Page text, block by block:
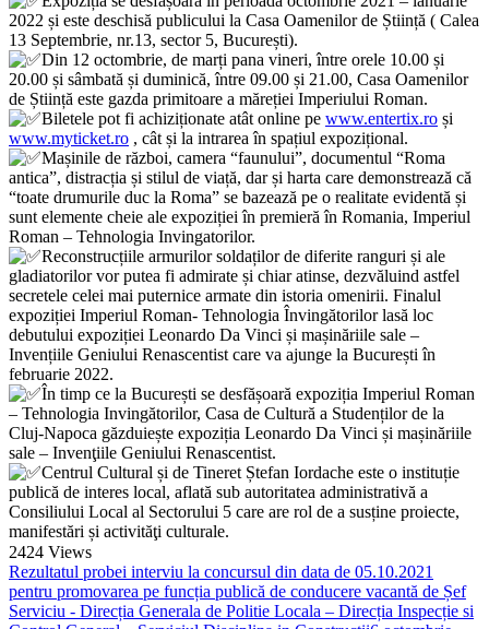
2022 și este deschisă publicului la Casa Oamenilor de Știință ( Calea
13 Septembrie, nr.13, sector 5, București).
Din 12 octombrie, de marți pana vineri, între orele 10.00 și
20.00 și sâmbată și duminică, între 09.00 și 21.00, Casa Oamenilor
de Știință este gazda primitoare a măreției Imperiului Roman.
Biletele pot fi achiziționate atât online pe www.entertix.ro și
www.myticket.ro , cât și la intrarea în spațiul expozițional.
Mașinile de război, camera “faunului”, documentul “Roma
antica”, distracția și stilul de viață, dar și harta care demonstrează că
“toate drumurile duc la Roma” se bazează pe o realitate evidentă și
sunt elemente cheie ale expoziției în premieră în Romania, Imperiul
Roman – Tehnologia Invingatorilor.
Reconstrucțiile armurilor soldaților de diferite ranguri și ale
gladiatorilor vor putea fi admirate și chiar atinse, dezvăluind astfel
secretele celei mai puternice armate din istoria omenirii. Finalul
expoziției Imperiul Roman- Tehnologia Învingătorilor lasă loc
debutului expoziției Leonardo Da Vinci și mașinăriile sale –
Invențiile Geniului Renascentist care va ajunge la București în
februarie 2022.
În timp ce la București se desfășoară expoziția Imperiul Roman
– Tehnologia Invingătorilor, Casa de Cultură a Studenților de la
Cluj-Napoca găzduiește expoziția Leonardo Da Vinci și mașinăriile
sale – Invenţiile Geniului Renascentist.
Centrul Cultural și de Tineret Ștefan Iordache este o instituție
publică de interes local, aflată sub autoritatea administrativă a
Consiliului Local al Sectorului 5 care are rol de a susține proiecte,
manifestări și activităţi culturale.
2424 Views
Rezultatul probei interviu la concursul din data de 05.10.2021
pentru promovarea pe funcția publică de conducere vacantă de Șef
Serviciu - Direcția Generala de Politie Locala – Direcția Inspecție si